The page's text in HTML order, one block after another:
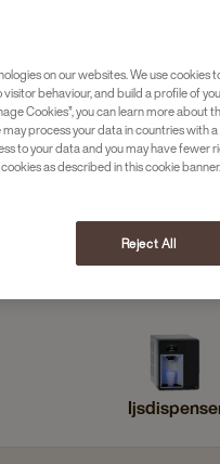
Instant
on our websites. We use cookies
behaviour, and build a profile of
Cookies”, you can learn more about
process your data in countries with
to your data and you may have fewer
as described in this cookie banner.
Reject All